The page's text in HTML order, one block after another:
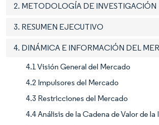
2. METODOLOGÍA DE INVESTIGACIÓN
3. RESUMEN EJECUTIVO
4. DINÁMICA E INFORMACIÓN DEL
4.1 Visión General del Mercado
4.2 Impulsores del Mercado
4.3 Restricciones del Mercado
4.4 Análisis de la Cadena de Valor de la